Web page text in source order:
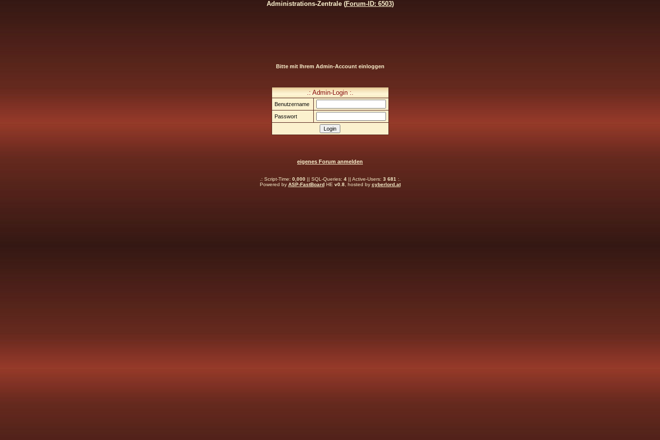
Administrations-Zentrale (Forum-ID: 6503)
Bitte mit Ihrem Admin-Account einloggen
.: Admin-Login :.
Benutzername
Passwort
eigenes Forum anmelden
.: Script-Time: 0,000|| SQL-Queries: 4|| Active-Users: 3 681 :.
Powered by ASP-FastBoardHE v0.8, hosted by cyberlord.at